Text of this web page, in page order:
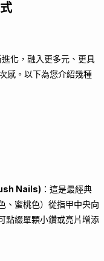
化，融入更多元、更具
感。以下為您介紹幾種
Nails) ：這是最經典
、蜜桃色）從指甲中央向
點綴單顆小鑽或亮片增添